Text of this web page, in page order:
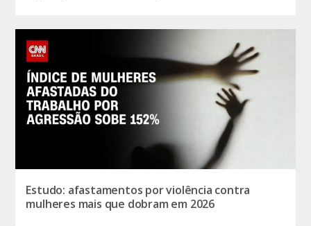
Estudo: afastamentos por violência contra
mulheres mais que dobram em 2026